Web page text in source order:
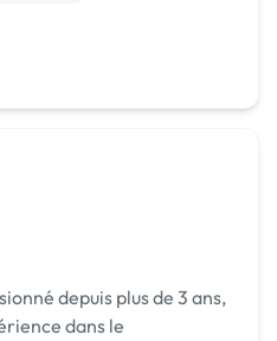
depuis plus de 3 ans,
dans le